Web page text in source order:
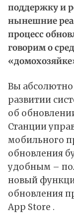
поддержку и
нынешние
процесс
говорим о
Вы
развитии
об
Станции
мобильного
обновления
удобным –
новый
обновления
App Store .